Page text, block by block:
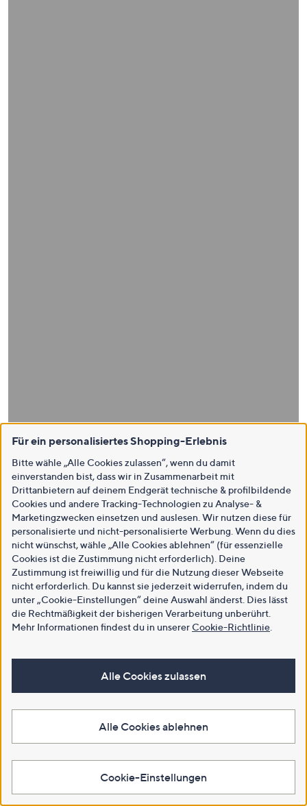
Für ein personalisiertes Shopping-Erlebnis
Bitte wähle „Alle Cookies zulassen“, wenn du damit
einverstanden bist, dass wir in Zusammenarbeit mit
Drittanbietern auf deinem Endgerät technische & profilbildende
Cookies und andere Tracking-Technologien zu Analyse- &
Marketingzwecken einsetzen und auslesen. Wir nutzen diese für
personalisierte und nicht-personalisierte Werbung. Wenn du dies
nicht wünschst, wähle „Alle Cookies ablehnen“ (für essenzielle
Cookies ist die Zustimmung nicht erforderlich). Deine
Zustimmung ist freiwillig und für die Nutzung dieser Webseite
nicht erforderlich. Du kannst sie jederzeit widerrufen, indem du
unter „Cookie-Einstellungen“ deine Auswahl änderst. Dies lässt
die Rechtmäßigkeit der bisherigen Verarbeitung unberührt.
Mehr Informationen findest du in unsererCookie-Richtlinie
Alle Cookies zulassen
Alle Cookies ablehnen
Cookie-Einstellungen